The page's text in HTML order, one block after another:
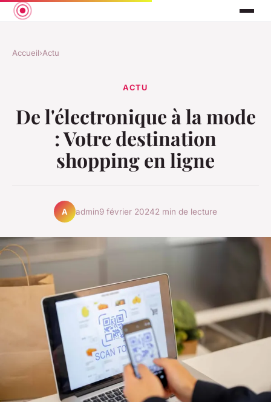
Accueil›Actu
ACTU
De l'électronique à la mode
: Votre destination
shopping en ligne
A admin9 février 20242 min de lecture